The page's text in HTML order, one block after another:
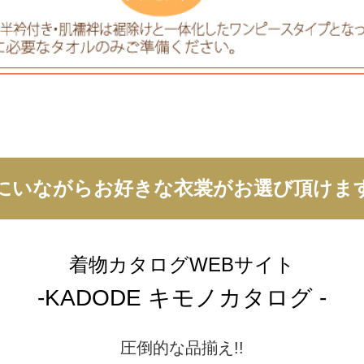
いながらお好きな衣裳がお選び頂けま
着物カタログWEBサイト
-KADODE キモノカタログ -
圧倒的な品揃え!!